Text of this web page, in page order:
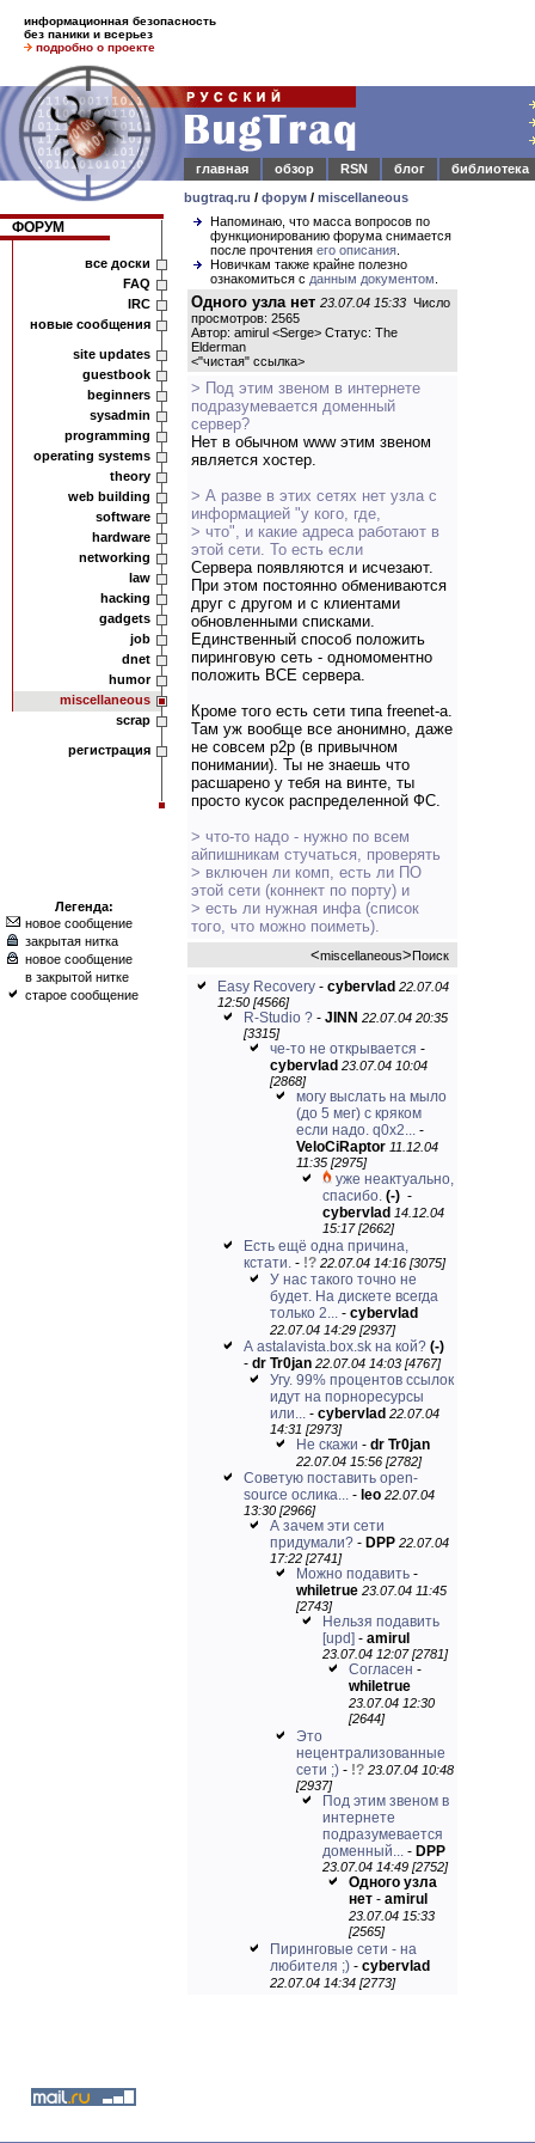
информационная безопасность
без паники и всерьез
подробно о проекте
главная обзор RSN блог
библиотека
bugtraq.ru / форум / miscellaneous
ФОРУМ
все доски
FAQ
IRC
новые сообщения
site updates
guestbook
beginners
sysadmin
programming
operating systems
theory
web building
software
hardware
networking
law
hacking
gadgets
job
dnet
humor
miscellaneous
scrap
регистрация
Легенда:
новое сообщение
закрытая нитка
новое сообщение
в закрытой нитке
старое сообщение
Напоминаю, что масса вопросов по
функционированию форума снимается
после прочтения его описания
Новичкам также крайне полезно
ознакомиться с данным документом
Одного узла нет 23.07.04 15:33 Число
просмотров: 2565
Автор: amirul <Serge> Статус: The
Elderman
<"чистая" ссылка>
> Под этим звеном в интернете
подразумевается доменный
сервер?
Нет в обычном www этим звеном
является хостер.
> А разве в этих сетях нет узла с
информацией "у кого, где,
> что", и какие адреса работают в
этой сети. То есть если
Сервера появляются и исчезают.
При этом постоянно обмениваются
друг с другом и с клиентами
обновленными списками.
Единственный способ положить
пиринговую сеть - одномоментно
положить ВСЕ сервера.
Кроме того есть сети типа freenet-а.
Там уж вообще все анонимно, даже
не совсем p2p (в привычном
понимании). Ты не знаешь что
расшарено у тебя на винте, ты
просто кусок распределенной ФС.
> что-то надо - нужно по всем
айпишникам стучаться, проверять
> включен ли комп, есть ли ПО
этой сети (коннект по порту) и
> есть ли нужная инфа (список
того, что можно поиметь).
<miscellaneous>Поиск
Easy Recovery - cybervlad 22.07.04
12:50 [4566]
R-Studio ? - JINN 22.07.04 20:35
[3315]
че-то не открывается -
cybervlad 23.07.04 10:04
[2868]
могу выслать на мыло
(до 5 мег) с кряком
если надо. q0x2... -
VeloCiRaptor 11.12.04
11:35 [2975]
уже неактуально,
спасибо. (-) -
cybervlad 14.12.04
15:17 [2662]
Есть ещё одна причина,
кстати. - !? 22.07.04 14:16 [3075]
У нас такого точно не
будет. На дискете всегда
только 2... - cybervlad
22.07.04 14:29 [2937]
А astalavista.box.sk на кой? (-)
- dr Tr0jan 22.07.04 14:03 [4767]
Угу. 99% процентов ссылок
идут на порноресурсы
или... - cybervlad 22.07.04
14:31 [2973]
Не скажи - dr Tr0jan
22.07.04 15:56 [2782]
Советую поставить open-
source ослика... - leo 22.07.04
13:30 [2966]
А зачем эти сети
придумали? - DPP 22.07.04
17:22 [2741]
Можно подавить -
whiletrue 23.07.04 11:45
[2743]
Нельзя подавить
[upd] - amirul
23.07.04 12:07 [2781]
Согласен -
whiletrue
23.07.04 12:30
[2644]
Это
нецентрализованные
сети ;) - !? 23.07.04 10:48
[2937]
Под этим звеном в
интернете
подразумевается
доменный... - DPP
23.07.04 14:49 [2752]
Одного узла
нет - amirul
23.07.04 15:33
[2565]
Пиринговые сети - на
любителя ;) - cybervlad
22.07.04 14:34 [2773]